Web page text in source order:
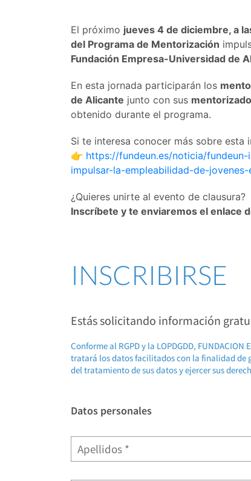
El próximo jueves 4 de diciembre, a
del Programa de Mentorización
Fundación Empresa-Universidad de
En esta jornada participarán los
de Alicante junto con sus
obtenido durante el programa.
Si te interesa conocer más sobre
👉 https://fundeun.es/noticia/
impulsar-la-empleabilidad-de-
¿Quieres unirte al evento de clausura?
Inscríbete y te enviaremos el enlace
INSCRIBIRSE
Estás solicitando información
Conforme al RGPD y la LOPDGDD, FUNDACION
tratará los datos facilitados con la finalidad de
del tratamiento de sus datos y ejercer sus
Datos personales